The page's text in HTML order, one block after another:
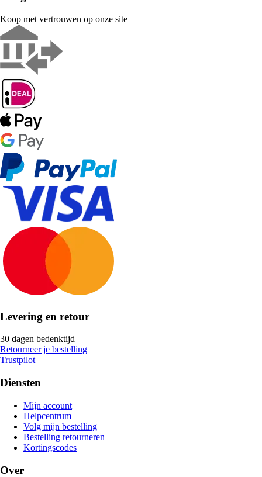
Koop met vertrouwen op onze site
Levering en retour
30 dagen bedenktijd
Retourneer je bestelling
Trustpilot
Diensten
Mijn account
Helpcentrum
Volg mijn bestelling
Bestelling retourneren
Kortingscodes
Over